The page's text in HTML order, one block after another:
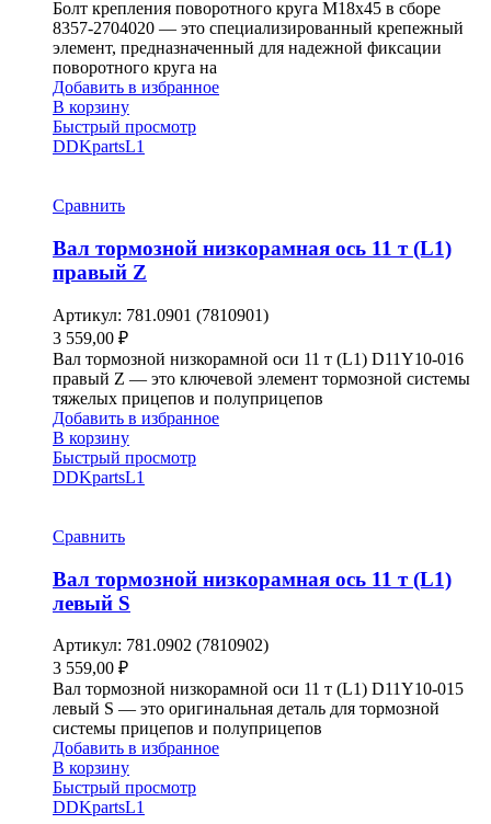
Болт крепления поворотного круга М18х45 в сборе
8357-2704020 — это специализированный крепежный
элемент, предназначенный для надежной фиксации
поворотного круга на
Добавить в избранное
В корзину
Быстрый просмотр
DDKpartsL1
Сравнить
Вал тормозной низкорамная ось 11 т (L1)
правый Z
Артикул: 781.0901 (7810901)
3 559,00 ₽
Вал тормозной низкорамной оси 11 т (L1) D11Y10-016
правый Z — это ключевой элемент тормозной системы
тяжелых прицепов и полуприцепов
Добавить в избранное
В корзину
Быстрый просмотр
DDKpartsL1
Сравнить
Вал тормозной низкорамная ось 11 т (L1)
левый S
Артикул: 781.0902 (7810902)
3 559,00 ₽
Вал тормозной низкорамной оси 11 т (L1) D11Y10-015
левый S — это оригинальная деталь для тормозной
системы прицепов и полуприцепов
Добавить в избранное
В корзину
Быстрый просмотр
DDKpartsL1